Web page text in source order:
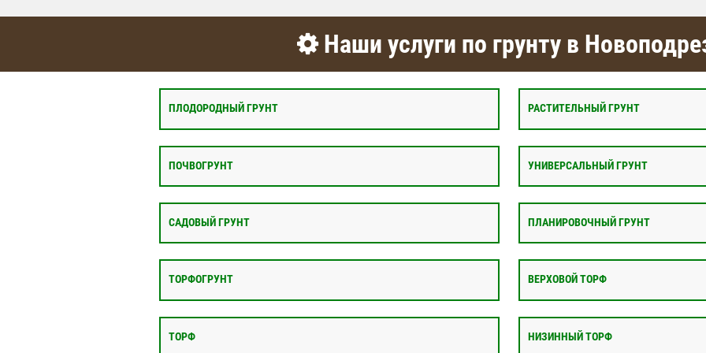
Наши услуги по грунту в
ПЛОДОРОДНЫЙ ГРУНТ РАСТИТЕЛЬНЫЙ ГРУНТ
ПОЧВОГРУНТ УНИВЕРСАЛЬНЫЙ ГРУНТ
САДОВЫЙ ГРУНТ ПЛАНИРОВОЧНЫЙ ГРУНТ
ТОРФОГРУНТ ВЕРХОВОЙ ТОРФ
ТОРФ НИЗИННЫЙ ТОРФ